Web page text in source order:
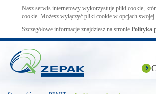
Nasz serwis internetowy wykorzystuje pliki cookie,
cookie. Możesz wyłączyć pliki cookie w opcjach
Szczegółowe informacje znajdziesz na stronie Polityka